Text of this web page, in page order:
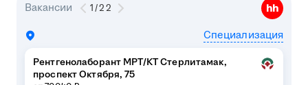
Вакансии 1/22
Специализация
Рентгенолаборант МРТ/КТ Стерлитамак,
проспект Октября, 75